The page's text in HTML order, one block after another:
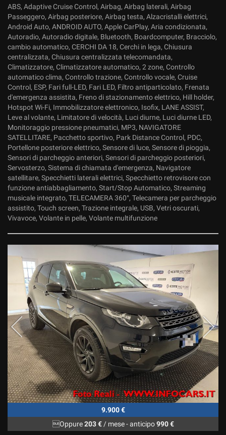
ABS, Adaptive Cruise Control, Airbag, Airbag laterali, Airbag
Passeggero, Airbag posteriore, Airbag testa, Alzacristalli elettrici,
Android Auto, ANDROID AUTO, Apple CarPlay, Aria condizionata,
Autoradio, Autoradio digitale, Bluetooth, Boardcomputer, Bracciolo,
cambio automatico, CERCHI DA 18, Cerchi in lega, Chiusura
centralizzata, Chiusura centralizzata telecomandata,
Climatizzatore, Climatizzatore automatico, 2 zone, Controllo
automatico clima, Controllo trazione, Controllo vocale, Cruise
Control, ESP, Fari full-LED, Fari LED, Filtro antiparticolato, Frenata
d'emergenza assistita, Freno di stazionamento elettrico, Hill holder,
Hotspot Wi-Fi, Immobilizzatore elettronico, Isofix, LANE ASSIST,
Leve al volante, Limitatore di velocità, Luci diurne, Luci diurne LED,
Monitoraggio pressione pneumatici, MP3, NAVIGATORE
SATELLITARE, Pacchetto sportivo, Park Distance Control, PDC,
Portellone posteriore elettrico, Sensore di luce, Sensore di pioggia,
Sensori di parcheggio anteriori, Sensori di parcheggio posteriori,
Servosterzo, Sistema di chiamata d'emergenza, Navigatore
satellitare, Specchietti laterali elettrici, Specchietto retrovisore con
funzione antiabbagliamento, Start/Stop Automatico, Streaming
musicale integrato, TELECAMERA 360°, Telecamera per parcheggio
assistito, Touch screen, Trazione integrale, USB, Vetri oscurati,
Vivavoce, Volante in pelle, Volante multifunzione
9.900 €
Oppure203 €/ mese-anticipo990 €